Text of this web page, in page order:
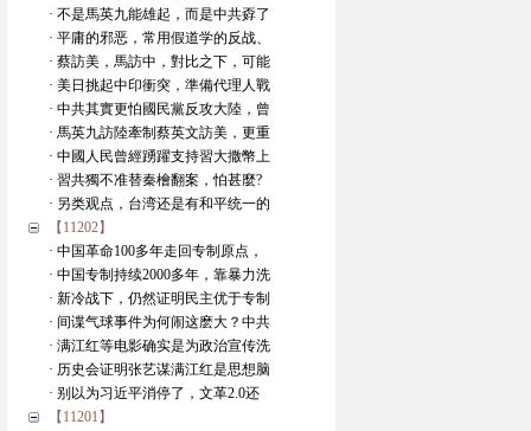
· 不是馬英九能雄起，而是中共孬了
· 平庸的邪恶，常用假道学的反战、
· 蔡訪美，馬訪中，對比之下，可能
· 美日挑起中印衝突，準備代理人戰
· 中共其實更怕國民黨反攻大陸，曾
· 馬英九訪陸牽制蔡英文訪美，更重
· 中國人民曾經踴躍支持習大撒幣上
· 習共獨不准替秦檜翻案，怕甚麼?
· 另类观点，台湾还是有和平统一的
【11202】
· 中国革命100多年走回专制原点，
· 中国专制持续2000多年，靠暴力洗
· 新冷战下，仍然证明民主优于专制
· 间谍气球事件为何闹这麽大？中共
· 满江红等电影确实是为政治宣传洗
· 历史会证明张艺谋满江红是思想脑
· 别以为习近平消停了，文革2.0还
【11201】